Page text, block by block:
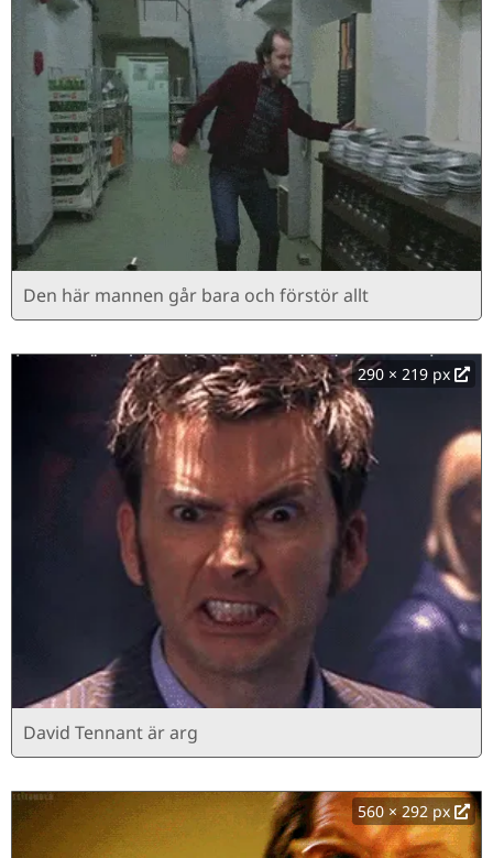
Den här mannen går bara och förstör allt
290 × 219 px
David Tennant är arg
560 × 292 px